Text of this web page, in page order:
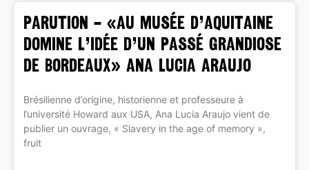
PARUTION – «Au musée d’Aquitaine
domine l’idée d’un passé grandiose
de Bordeaux» Ana Lucia Araujo
Brésilienne d’origine, historienne et professeure à
l’université Howard aux USA, Ana Lucia Araujo vient de
publier un ouvrage, « Slavery in the age of memory »,
fruit